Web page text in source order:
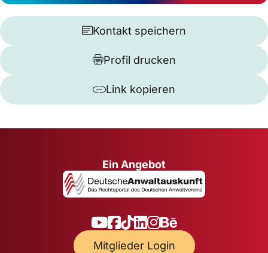
Kontakt speichern
Profil drucken
Link kopieren
Ein Angebot
Mitglieder Login